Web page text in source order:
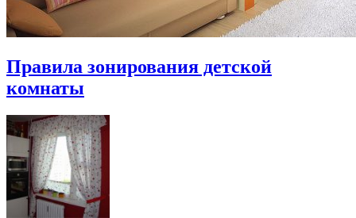
Правила зонирования детской
комнаты